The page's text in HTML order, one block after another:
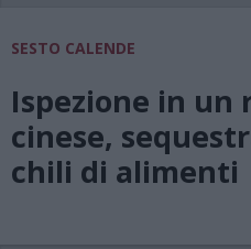
SESTO CALENDE
Ispezione in un
cinese,
chili di alimenti